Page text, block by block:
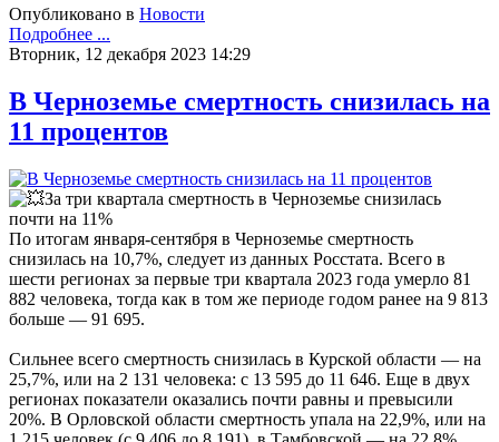
Опубликовано в Новости
Подробнее ...
Вторник, 12 декабря 2023 14:29
В Черноземье смертность снизилась на
11 процентов
За три квартала смертность в Черноземье снизилась
почти на 11%
По итогам января-сентября в Черноземье смертность
снизилась на 10,7%, следует из данных Росстата. Всего в
шести регионах за первые три квартала 2023 года умерло 81
882 человека, тогда как в том же периоде годом ранее на 9 813
больше — 91 695.
Сильнее всего смертность снизилась в Курской области — на
25,7%, или на 2 131 человека: с 13 595 до 11 646. Еще в двух
регионах показатели оказались почти равны и превысили
20%. В Орловской области смертность упала на 22,9%, или на